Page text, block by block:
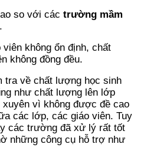
so với các trường mầm
.
không ổn định, chất
không đồng đều.
tra về chất lượng học sinh
như chất lượng lên lớp
xuyên vì không được đề cao
các lớp, các giáo viên. Tuy
các trường đã xử lý rất tốt
những công cụ hỗ trợ như